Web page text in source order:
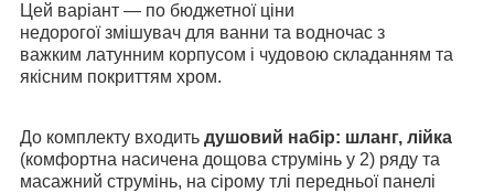
Цей варіант — по бюджетної ціни
недорогої змішувач для ванни та водночас з
важким латунним корпусом і чудовою складанням та
якісним покриттям хром.
До комплекту входить душовий набір: шланг, лійка
(комфортна насичена дощова струмінь у 2) ряду та
масажний струмінь, на сірому тлі передньої панелі